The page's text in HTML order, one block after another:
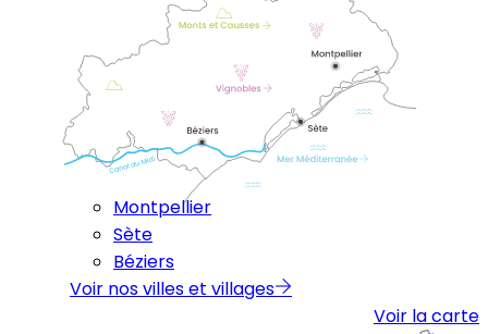
Montpellier
Sète
Béziers
Voir nos villes et villages
Voir la carte